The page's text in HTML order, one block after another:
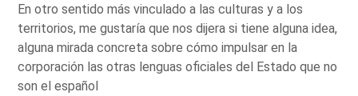
En otro sentido más vinculado a las culturas y a los
territorios, me gustaría que nos dijera si tiene alguna idea,
alguna mirada concreta sobre cómo impulsar en la
corporación las otras lenguas oficiales del Estado que no
son el español